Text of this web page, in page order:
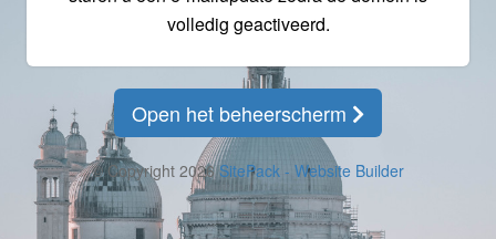
volledig geactiveerd.
Open het beheerscherm
© Copyright 2026SitePack - Website Builder